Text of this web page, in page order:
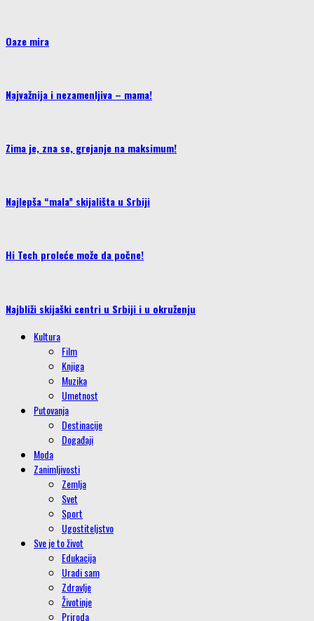
Oaze mira
Najvažnija i nezamenljiva – mama!
Zima je, zna se, grejanje na maksimum!
Najlepša “mala” skijališta u Srbiji
Hi Tech proleće može da počne!
Najbliži skijaški centri u Srbiji i u okruženju
Kultura
Film
Knjiga
Muzika
Umetnost
Putovanja
Destinacije
Događaji
Moda
Zanimljivosti
Zemlja
Svet
Sport
Ugostiteljstvo
Sve je to život
Edukacija
Uradi sam
Zdravlje
Životinje
Priroda